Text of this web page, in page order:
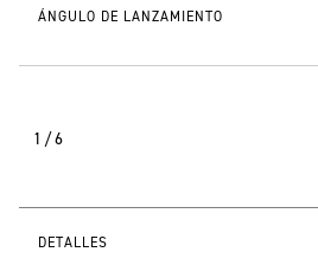
ÁNGULO DE LANZAMIENTO
1/6
DETALLES